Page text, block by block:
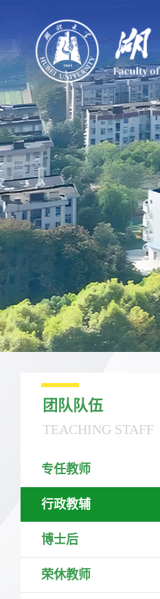
团队队伍
TEACHING STAFF
专任教师
行政教辅
博士后
荣休教师